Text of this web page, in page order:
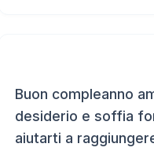
Buon compleanno
desiderio e soffia
aiutarti a